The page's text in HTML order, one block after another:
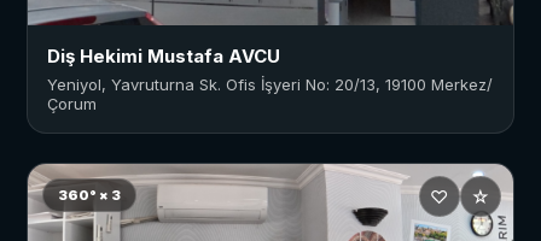
Diş Hekimi Mustafa AVCU
Yeniyol, Yavruturna Sk. Ofis İşyeri No: 20/13, 19100 Merkez/
Çorum
360° × 3 ♡ ☆